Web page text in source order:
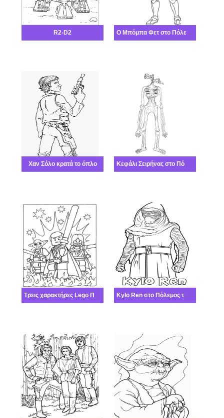
R2-D2 Ο Μπόμπα Φετ στο Πόλεμος των άστρων
Χαν Σόλο κρατά το όπλο Κεφάλι Σειρήνας στο Πόλεμος των άστρων
Τρεις χαρακτήρες Lego Πόλεμος των άστρων με φλόγες Kylo Ren στο Πόλεμος των άστρων